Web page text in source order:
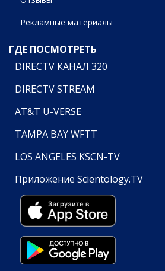
Рекламные материалы
ГДЕ ПОСМОТРЕТЬ
DIRECTV КАНАЛ 320
DIRECTV STREAM
AT&T U-VERSE
TAMPA BAY WFTT
LOS ANGELES KSCN-TV
Приложение Scientology.TV